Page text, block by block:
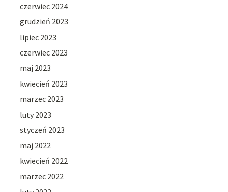
czerwiec 2024
grudzień 2023
lipiec 2023
czerwiec 2023
maj 2023
kwiecień 2023
marzec 2023
luty 2023
styczeń 2023
maj 2022
kwiecień 2022
marzec 2022